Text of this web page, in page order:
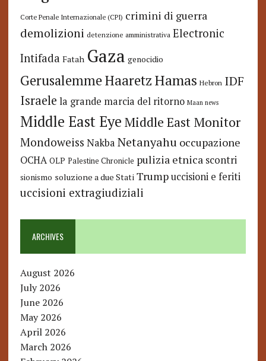
Corte Penale Internazionale (CPI) crimini di guerra
demolizioni detenzione amministrativa Electronic
Intifada Fatah Gaza genocidio
GerusalemmeHaaretzHamas Hebron IDF
Israele la grande marcia del ritorno Maan news
Middle East Eye Middle East Monitor
Mondoweiss Nakba Netanyahu occupazione
OCHA OLP Palestine Chronicle pulizia etnica scontri
sionismo soluzione a due Stati Trump uccisioni e feriti
uccisioni extragiudiziali
ARCHIVES
August 2026
July 2026
June 2026
May 2026
April 2026
March 2026